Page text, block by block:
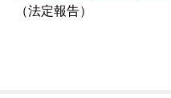
（法定報告）